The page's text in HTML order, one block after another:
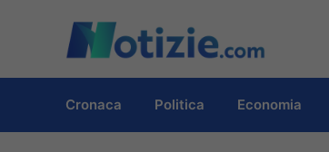
contenuto
Cronaca Politica Economia